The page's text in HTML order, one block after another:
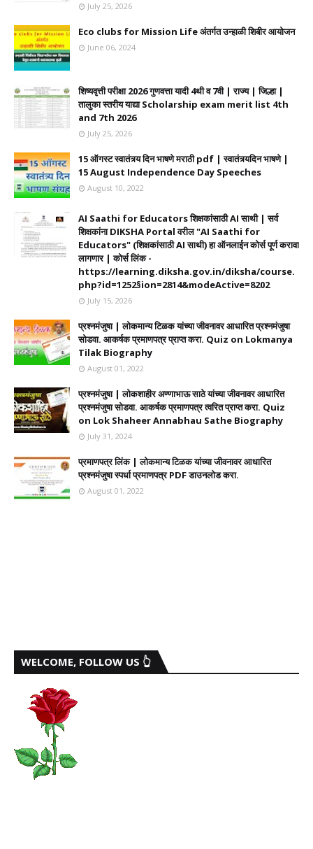
July 25, 2026
Eco clubs for Mission Life अंतर्गत उन्हाळी शिबीर आयोजन
June 06, 2024
शिष्यवृत्ती परीक्षा 2026 गुणवत्ता यादी 4थी व 7वी | राज्य | जिल्हा |
तालुका स्तरीय याद्या Scholarship exam merit list 4th
and 7th 2026
July 25, 2026
15 ऑगस्ट स्वातंत्र्य दिन भाषणे मराठी pdf | स्वातंत्र्यदिन भाषणे |
15 August Independence Day Speeches
August 10, 2022
AI Saathi for Educators शिक्षकांसाठी AI साथी | सर्व
शिक्षकांना DIKSHA Portal वरील "AI Saathi for
Educators" (शिक्षकांसाठी AI साथी) हा ऑनलाईन कोर्स पूर्ण करावा
लागणार | कोर्स लिंक -
https://learning.diksha.gov.in/diksha/course.
php?id=1252§ion=2814&modeActive=8202
July 15, 2026
प्रश्नमंजुषा | लोकमान्य टिळक यांच्या जीवनावर आधारित प्रश्नमंजुषा
सोडवा. आकर्षक प्रमाणपत्र प्राप्त करा. Quiz on Lokmanya
Tilak Biography
August 01, 2022
प्रश्नमंजुषा | लोकशाहीर अण्णाभाऊ साठे यांच्या जीवनावर आधारित
प्रश्नमंजुषा सोडवा. आकर्षक प्रमाणपत्र त्वरित प्राप्त करा. Quiz
on Lok Shaheer Annabhau Sathe Biography
July 31, 2024
प्रमाणपत्र लिंक | लोकमान्य टिळक यांच्या जीवनावर आधारित
प्रश्नमंजुषा स्पर्धा प्रमाणपत्र PDF डाउनलोड करा.
August 01, 2022
WELCOME, FOLLOW US 👆